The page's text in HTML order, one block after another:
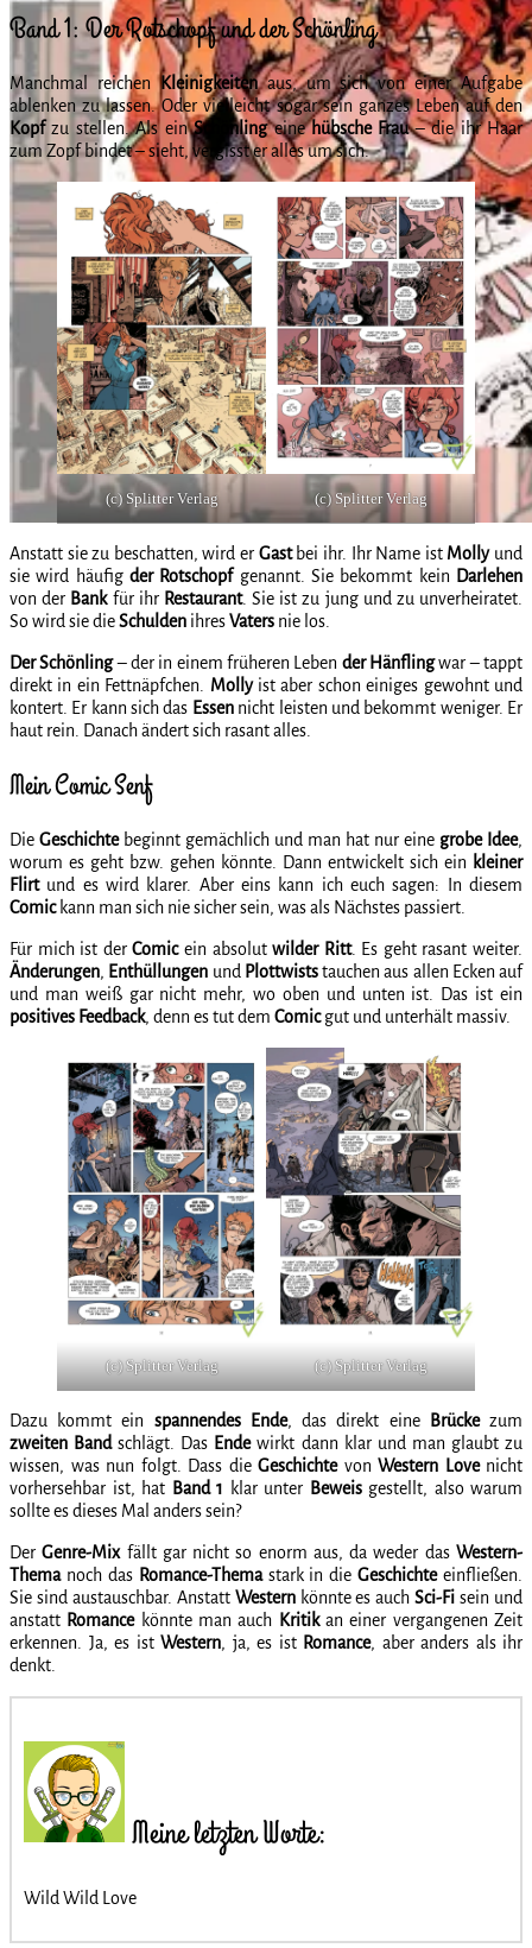
Band 1: Der Rotschopf und der Schönling
Manchmal reichenKleinigkeitenaus, um sich von einer Aufgabe
ablenken zu lassen. Oder vielleicht sogar sein ganzes Leben auf den
Kopfzu stellen. Als einSchönlingeinehübsche Frau– die ihr Haar
zum Zopf bindet – sieht, vergisst er alles um sich.
(c) Splitter Verlag (c) Splitter Verlag
Anstatt sie zu beschatten, wird er Gastbei ihr. Ihr Name ist Mollyund
sie wird häufig der Rotschopfgenannt. Sie bekommt kein Darlehen
von der Bankfür ihr Restaurant. Sie ist zu jung und zu unverheiratet.
So wird sie dieSchulden ihresVaters nie los.
Der Schönling– der in einem früheren Leben der Hänflingwar – tappt
direkt in ein Fettnäpfchen. Mollyist aber schon einiges gewohnt und
kontert. Er kann sich das Essennicht leisten und bekommt weniger. Er
haut rein. Danach ändert sich rasant alles.
Mein Comic Senf
Die Geschichtebeginnt gemächlich und man hat nur eine grobe Idee,
worum es geht bzw. gehen könnte. Dann entwickelt sich ein kleiner
Flirtund es wird klarer. Aber eins kann ich euch sagen: In diesem
Comickann man sich nie sicher sein, was als Nächstes passiert.
Für mich ist derComicein absolutwilder Ritt. Es geht rasant weiter.
Änderungen, Enthüllungen und Plottwiststauchen aus allen Ecken auf
und man weiß gar nicht mehr, wo oben und unten ist. Das ist ein
positives Feedback, denn es tut dem Comicgut und unterhält massiv.
(c) Splitter Verlag (c) Splitter Verlag
Dazu kommt ein spannendes Ende, das direkt eine Brückezum
zweiten Bandschlägt. Das Endewirkt dann klar und man glaubt zu
wissen, was nun folgt. Dass die Geschichtevon Western Lovenicht
vorhersehbar ist, hat Band 1 klar unter Beweisgestellt, also warum
sollte es dieses Mal anders sein?
DerGenre-Mixfällt gar nicht so enorm aus, da weder dasWestern-
Themanoch das Romance-Themastark in dieGeschichteeinfließen.
Sie sind austauschbar. Anstatt Westernkönnte es auchSci-Fi sein und
anstatt Romancekönnte man auch Kritikan einer vergangenen Zeit
erkennen. Ja, es ist Western, ja, es ist Romance, aber anders als ihr
denkt.
Meine letzten Worte:
Wild Wild Love